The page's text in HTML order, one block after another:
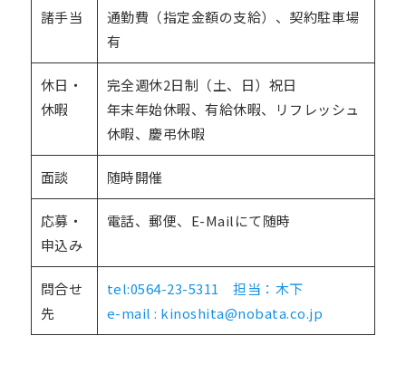
諸手当
通勤費（指定金額の支給）、契約駐車場
有
休日・
休暇
完全週休2日制（土、日）祝日
年末年始休暇、有給休暇、リフレッシュ
休暇、慶弔休暇
面談 随時開催
応募・
申込み
電話、郵便、E-Mailにて随時
問合せ
先
tel:0564-23-5311 担当：木下
e-mail : kinoshita@nobata.co.jp